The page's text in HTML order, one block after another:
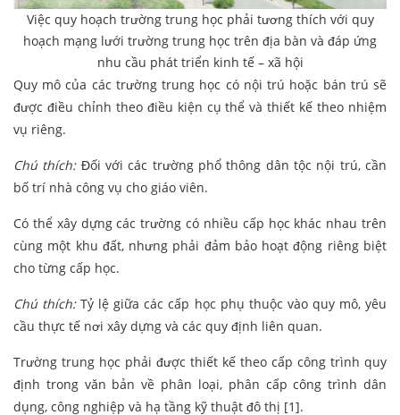
Việc quy hoạch trường trung học phải tương thích với quy
hoạch mạng lưới trường trung học trên địa bàn và đáp ứng
nhu cầu phát triển kinh tế – xã hội
Quy mô của các trường trung học có nội trú hoặc bán trú sẽ
được điều chỉnh theo điều kiện cụ thể và thiết kế theo nhiệm
vụ riêng.
Chú thích:Đối với các trường phổ thông dân tộc nội trú, cần
bố trí nhà công vụ cho giáo viên.
Có thể xây dựng các trường có nhiều cấp học khác nhau trên
cùng một khu đất, nhưng phải đảm bảo hoạt động riêng biệt
cho từng cấp học.
Chú thích:Tỷ lệ giữa các cấp học phụ thuộc vào quy mô, yêu
cầu thực tế nơi xây dựng và các quy định liên quan.
Trường trung học phải được thiết kế theo cấp công trình quy
định trong văn bản về phân loại, phân cấp công trình dân
dụng, công nghiệp và hạ tầng kỹ thuật đô thị [1].